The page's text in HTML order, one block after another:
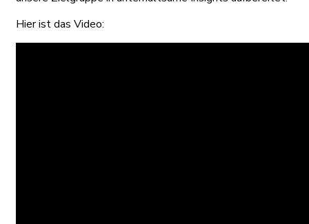
Hier ist das Video: